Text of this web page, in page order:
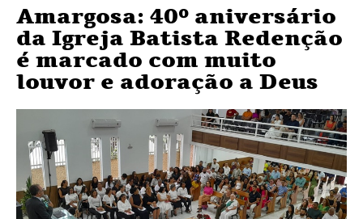
Amargosa: 40º aniversário
da Igreja Batista Redenção
é marcado com muito
louvor e adoração a Deus